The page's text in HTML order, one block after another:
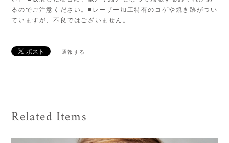
るのでご注意ください。■レーザー加工特有のコゲや焼き跡がつい
ていますが、不良ではございません。
通報する
Related Items